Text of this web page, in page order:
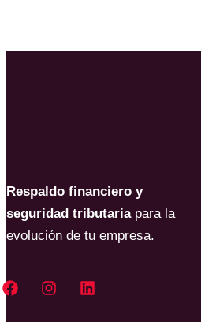
Respaldo financiero y
seguridad tributariapara la
evolución de tu empresa.